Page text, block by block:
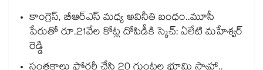
కాంగ్రెస్, బీఆర్ఎస్ మధ్య అవినీతి బంధం..మూసీ
పేరుతో రూ.21వేల కోట్ల దోపిడీకి స్కెచ్: ఏలేటి మహేశ్వర్
రెడ్డి